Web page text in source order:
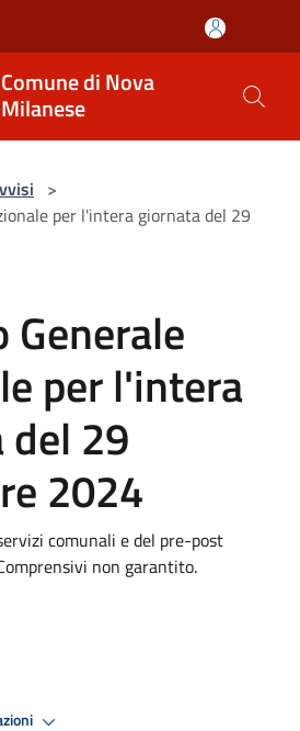
Comune di Nova
Milanese
>
per l'intera giornata del 29
Generale
per l'intera
29
2024
comunali e del pre-post
non garantito.